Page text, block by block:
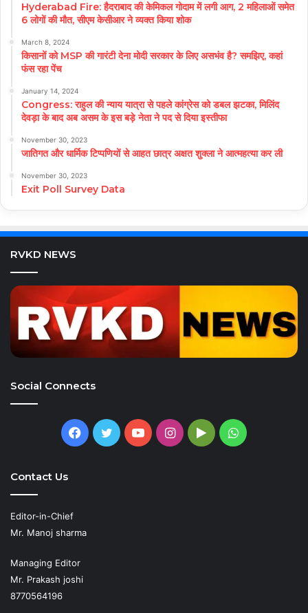
Hyderabad Fire: हैदराबाद की केमिकल गोदाम में लगी आग, 2 महिलाओं समेत
6 लोगों की मौत, सीएम केसीआर ने व्यक्त किया शोक
March 8, 2024
किसानों को MSP की गारंटी देना मोदी सरकार के लिए असभंव है? समझिए, कहां
फंस रहा पेंच
January 14, 2024
Congress: राहुल की न्याय यात्रा से पहले कांग्रेस को डबल झटका, मिलिंद
देवड़ा के बाद अब असम के इस बड़े नेता ने पद से दिया इस्तीफा
November 30, 2023
जातिगत और धार्मिक टिप्पणियों से आहत छात्र अक्षत शुक्ला ने आत्महत्या कर ली
November 30, 2023
Exit Poll Survey Data
RVKD NEWS
Social Connects
Facebook
TwitterYouTubeInstagram
GoogleWhatsApp
Contact Us
Editor-in-Chief
Mr. Manoj sharma
Managing Editor
Mr. Prakash joshi
8770564196